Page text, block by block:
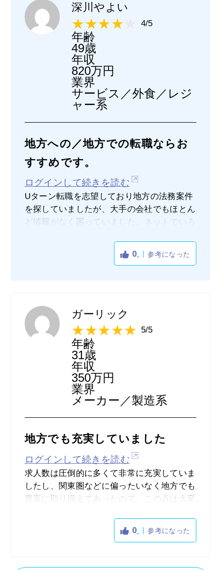
深川やよい
4/5
年齢
49歳
年収
820万円
業界
サービス／外食／レジ
ャー系
地方への／地方での転職ならお
すすめです。
ログインして続きを読む
Uターン転職を志望しており地方の法務案件
を探していましたが、大手の会社でもほとん
ど情報がなく困っていました。ネットでいろ
またミドルキャリア・ハイキャリアを得意と
りで、直接お会いしませんでしたが、ベテラ
ンのコンサルタントであったこともあり、特
に問題なく転職活動を進められました。案件
数も絶対数が少ない中（地方のため）、複数
の案件を紹介していただき、正味２ヶ月ほど
で内定を得ることができました。
0 参考になった
ガーリック
5/5
年齢
31歳
年収
350万円
業界
メーカー／製造系
地方でも充実していました
ログインして続きを読む
求人数は圧倒的に多くて非常に充実していま
したし、関東圏などに偏ったいなく地方でも
豊富に取り揃えてあったので、この点は大変
で、それでも選択肢が広がったのは非常に助
0 参考になった